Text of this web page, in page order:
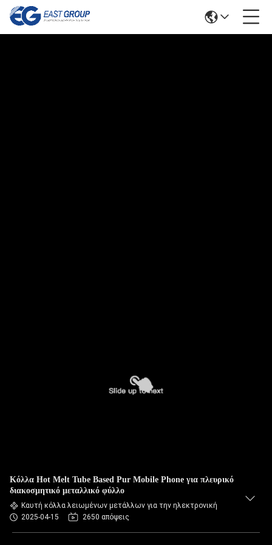
Κόλλα Hot Melt Tube Based Pur Mobile Phone για πλευρικό
διακοσμητικό μεταλλικό φύλλο
Καυτή κόλλα λειωμένων μετάλλων για την ηλεκτρονική
2025-04-15
2650 απόψεις